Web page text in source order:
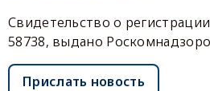
Свидетельство о
58738, выдано
Прислать новость